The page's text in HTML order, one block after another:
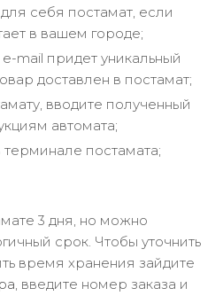
себя постамат, если
в вашем городе;
mail придет уникальный
доставлен в постамат;
вводите полученный
автомата;
терминале постамата;
3 дня, но можно
срок. Чтобы уточнить
время хранения зайдите
, введите номер заказа и